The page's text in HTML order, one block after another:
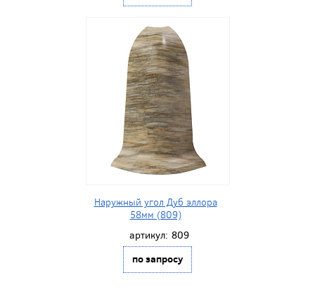
Наружный угол Дуб эллора
58мм (809)
артикул: 809
по запросу